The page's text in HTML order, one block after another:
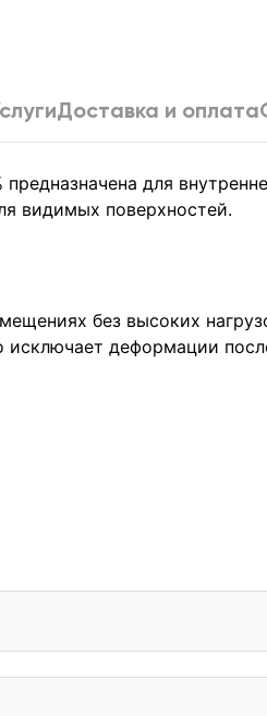
Доставка и оплата
для
видимых поверхностей.
без высоких
деформации